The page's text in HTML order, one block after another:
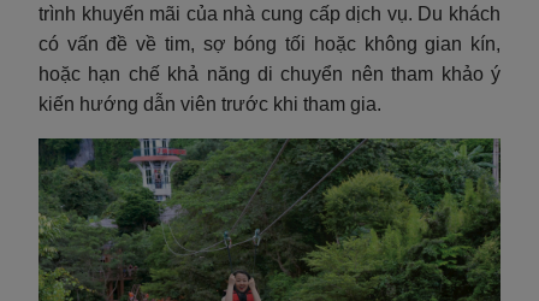
trình khuyến mãi của nhà cung cấp dịch vụ. Du khách
có vấn đề về tim, sợ bóng tối hoặc không gian kín,
hoặc hạn chế khả năng di chuyển nên tham khảo ý
kiến hướng dẫn viên trước khi tham gia.